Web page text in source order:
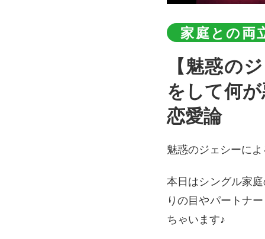
家庭との両
【魅惑のジェシーROOM #17】シングルマザーが恋愛
をして何
恋愛論
魅惑のジェシーに
本日はシングル家
りの目やパートナ
ちゃいます♪